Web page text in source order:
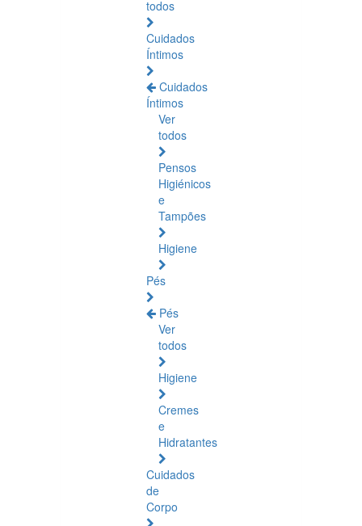
todos
Cuidados
Íntimos
Cuidados
Íntimos
Ver
todos
Pensos
Higiénicos
e
Tampões
Higiene
Pés
Pés
Ver
todos
Higiene
Cremes
e
Hidratantes
Cuidados
de
Corpo